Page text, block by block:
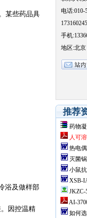
某些药品具
浴及做样部
因控温精
电话:010-
手机
地区:北京
推荐
药物
人可
热电
SN/WJT-
灭菌
小鼠
XSB-
AI-
如何